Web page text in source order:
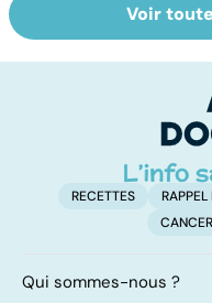
Tout savoir sur
les infections
Voir
RECETTES RAPPEL
CANCER
Qui sommes-nous ?